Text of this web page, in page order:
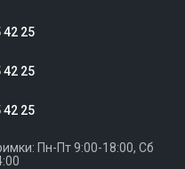
42 25
42 25
42 25
Пн-Пт 9:00-18:00, Сб